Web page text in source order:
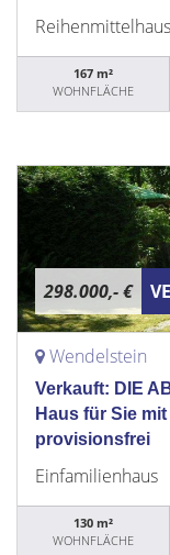
Reihenmittelhaus
167 m²
WOHNFLÄCHE
298.000,- €
Wendelstein
Verkauft: DIE
Haus für Sie
provisionsfrei
Einfamilienhaus
130 m²
WOHNFLÄCHE